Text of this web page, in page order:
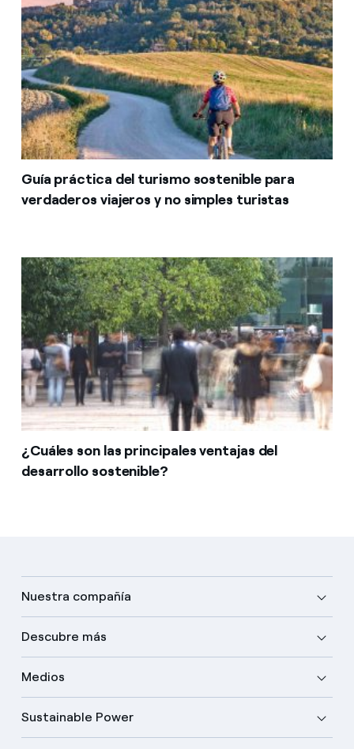
Guía práctica del turismo sostenible para
verdaderos viajeros y no simples turistas
¿Cuáles son las principales ventajas del
desarrollo sostenible?
Nuestra compañía
Descubre más
Medios
Sustainable Power